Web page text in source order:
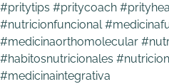
#pritytips #pritycoach
#nutricionfuncional
#medicinaorthomolecular
#habitosnutricionales
#medicinaintegrativa